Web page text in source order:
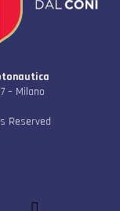
– Milano
Reserved